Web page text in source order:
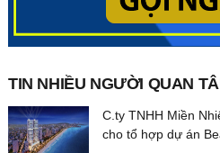
TIN NHIỀU NGƯỜI QUAN
C.ty TNHH Miền
cho tổ hợp dự án